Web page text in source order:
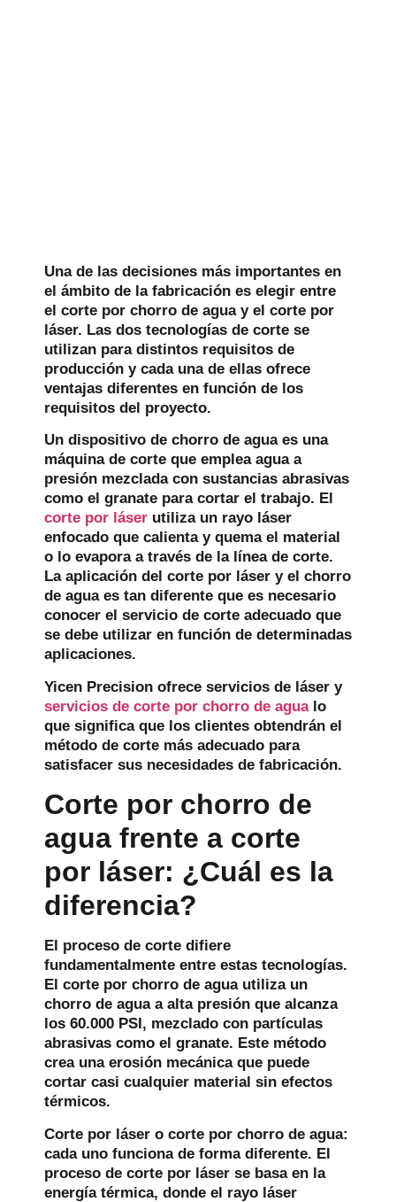
Una de las decisiones más importantes en
el ámbito de la fabricación es elegir entre
el corte por chorro de agua y el corte por
láser. Las dos tecnologías de corte se
utilizan para distintos requisitos de
producción y cada una de ellas ofrece
ventajas diferentes en función de los
requisitos del proyecto.
Un dispositivo de chorro de agua es una
máquina de corte que emplea agua a
presión mezclada con sustancias abrasivas
como el granate para cortar el trabajo. El
corte por láser utiliza un rayo láser
enfocado que calienta y quema el material
o lo evapora a través de la línea de corte.
La aplicación del corte por láser y el chorro
de agua es tan diferente que es necesario
conocer el servicio de corte adecuado que
se debe utilizar en función de determinadas
aplicaciones.
Yicen Precision ofrece servicios de láser y
servicios de corte por chorro de agualo
que significa que los clientes obtendrán el
método de corte más adecuado para
satisfacer sus necesidades de fabricación.
Corte por chorro de
agua frente a corte
por láser: ¿Cuál es la
diferencia?
El proceso de corte difiere
fundamentalmente entre estas tecnologías.
El corte por chorro de agua utiliza un
chorro de agua a alta presión que alcanza
los 60.000 PSI, mezclado con partículas
abrasivas como el granate. Este método
crea una erosión mecánica que puede
cortar casi cualquier material sin efectos
térmicos.
Corte por láser o corte por chorro de agua:
cada uno funciona de forma diferente. El
proceso de corte por láser se basa en la
energía térmica, donde el rayo láser